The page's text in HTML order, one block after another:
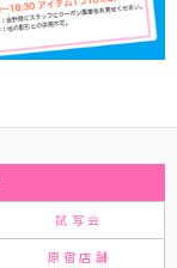
試写会
原宿店舗